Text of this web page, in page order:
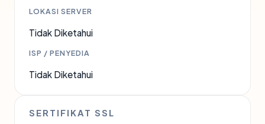
LOKASI SERVER
Tidak Diketahui
ISP / PENYEDIA
Tidak Diketahui
SERTIFIKAT SSL